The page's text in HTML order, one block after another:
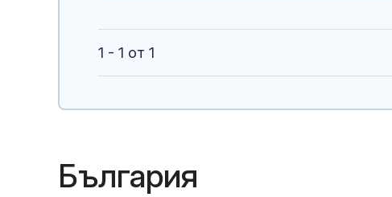
1 - 1 от 1
България